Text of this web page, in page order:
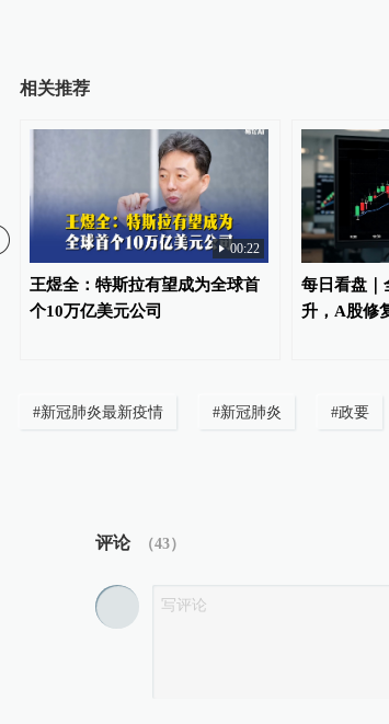
相关推荐
00:22
王煜全：特斯拉有望成为全球首
个10万亿美元公司
每日看盘｜
升，A股修
#新冠肺炎最新疫情 #新冠肺炎 #政要
评论 （43）